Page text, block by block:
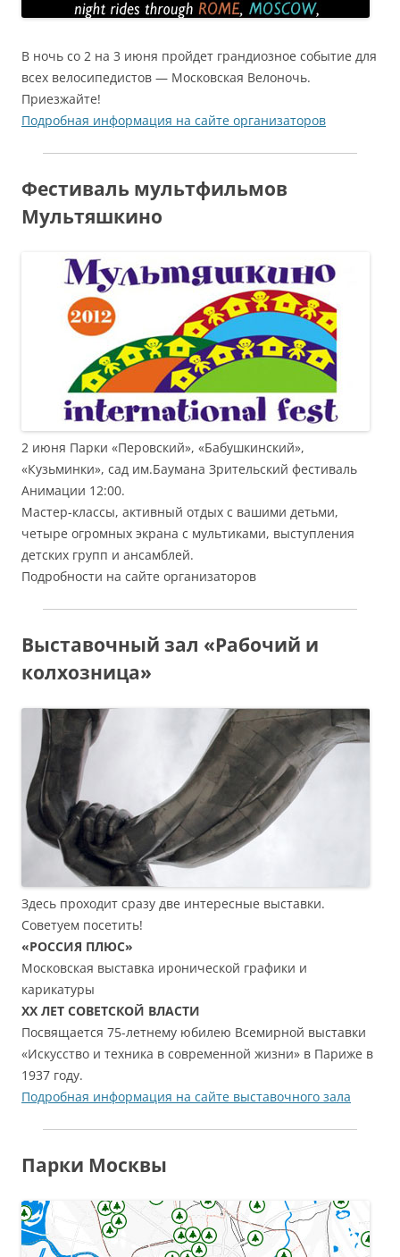
В ночь со 2 на 3 июня пройдет грандиозное событие для
всех велосипедистов — Московская Велоночь.
Приезжайте!
Подробная информация на сайте организаторов
Фестиваль мультфильмов
Мультяшкино
2 июня Парки «Перовский», «Бабушкинский»,
«Кузьминки», сад им.Баумана Зрительский фестиваль
Анимации 12:00.
Мастер-классы, активный отдых с вашими детьми,
четыре огромных экрана с мультиками, выступления
детских групп и ансамблей.
Подробности на сайте организаторов
Выставочный зал «Рабочий и
колхозница»
Здесь проходит сразу две интересные выставки.
Советуем посетить!
«РОССИЯ ПЛЮС»
Московская выставка иронической графики и
карикатуры
ХХ ЛЕТ СОВЕТСКОЙ ВЛАСТИ
Посвящается 75-летнему юбилею Всемирной выставки
«Искусство и техника в современной жизни» в Париже в
1937 году.
Подробная информация на сайте выставочного зала
Парки Москвы